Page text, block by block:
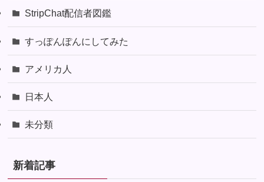
StripChat配信者図鑑
すっぽんぽんにしてみた
アメリカ人
日本人
未分類
新着記事